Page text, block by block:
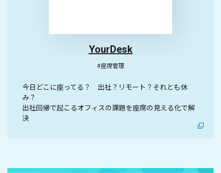
YourDesk
#座席管理
今日どこに座ってる？ 出社？リモート？それとも休
み？
出社回帰で起こるオフィスの課題を座席の見える化で解
決